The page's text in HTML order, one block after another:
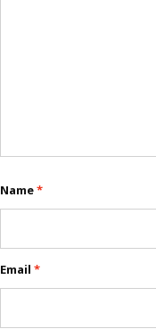
Name*
Email *